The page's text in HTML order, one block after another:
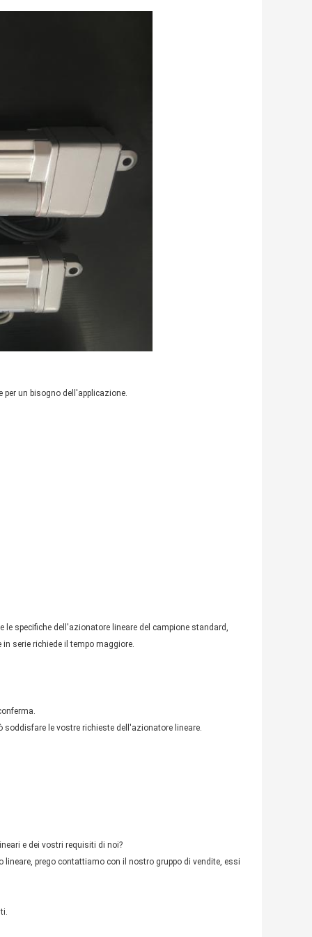
un bisogno dell'applicazione.
specifiche dell'azionatore lineare del campione standard,
serie richiede il tempo maggiore.
le vostre richieste dell'azionatore lineare.
e dei vostri requisiti di noi?
prego contattiamo con il nostro gruppo di vendite, essi